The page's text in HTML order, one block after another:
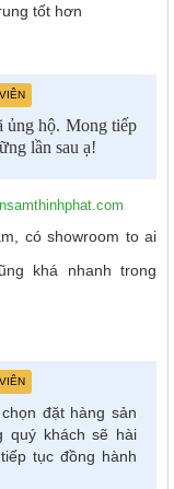
tốt hơn
ủng hộ. Mong tiếp
lần sau ạ!
có showroom to ai
khá nhanh trong
đặt hàng sản
quý khách sẽ hài
tục đồng hành